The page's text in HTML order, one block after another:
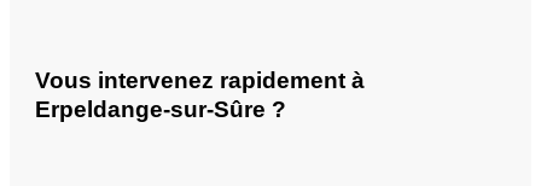
Vous intervenez rapidement à
Erpeldange-sur-Sûre ?